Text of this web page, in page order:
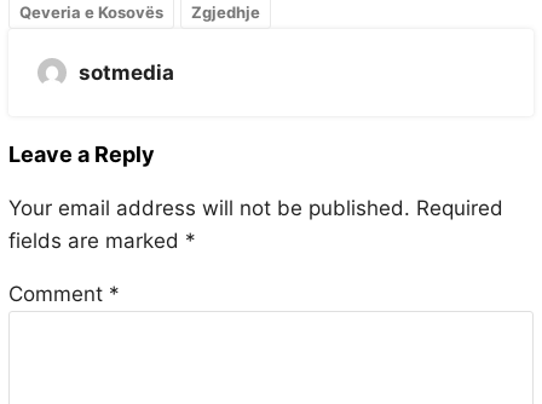
Qeveria e Kosovës Zgjedhje
sotmedia
Leave a Reply
Your email address will not be published. Required
fields are marked *
Comment *